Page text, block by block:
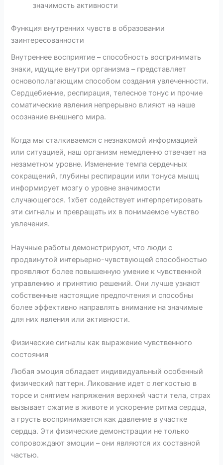
значимость активности
Функция внутренних чувств в образовании
заинтересованности
Внутреннее восприятие – способность воспринимать
знаки, идущие внутри организма – представляет
основополагающим способом создания увлеченности.
Сердцебиение, респирация, телесное тонус и прочие
соматические явления непрерывно влияют на наше
осознание внешнего мира.
Когда мы сталкиваемся с незнакомой информацией
или ситуацией, наш организм немедленно отвечает на
незаметном уровне. Изменение темпа сердечных
сокращений, глубины респирации или тонуса мышц
информирует мозгу о уровне значимости
случающегося. 1хбет содействует интерпретировать
эти сигналы и превращать их в понимаемое чувство
увлечения.
Научные работы демонстрируют, что люди с
продвинутой интерьерно-чувствующей способностью
проявляют более повышенную умение к чувственной
управлению и принятию решений. Они лучше узнают
собственные настоящие предпочтения и способны
более эффективно направлять внимание на значимые
для них явления или активности.
Физические сигналы как выражение чувственного
состояния
Любая эмоция обладает индивидуальный особенный
физический паттерн. Ликование идет с легкостью в
торсе и снятием напряжения верхней части тела, страх
вызывает сжатие в животе и ускорение ритма сердца,
а грусть воспринимается как давление в участке
сердца. Эти физические демонстрации не только
сопровождают эмоции – они являются их составной
частью.